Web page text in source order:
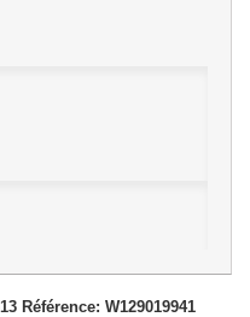
Référence: W129019941